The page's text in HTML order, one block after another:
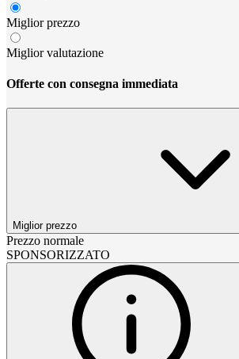
Miglior prezzo
Miglior valutazione
Offerte con consegna immediata
Miglior prezzo
Prezzo normale
SPONSORIZZATO